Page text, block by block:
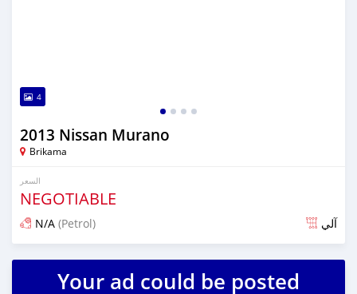
4
2013 Nissan Murano
Brikama
السعر
NEGOTIABLE
N/A (Petrol) آلي
تم النشر منذ أكثر من سنة مضت
Your ad could be posted